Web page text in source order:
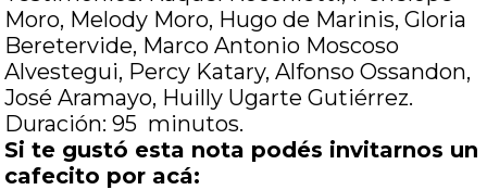
Moro, Melody Moro, Hugo de Marinis, Gloria
Beretervide, Marco Antonio Moscoso
Alvestegui, Percy Katary, Alfonso Ossandon,
José Aramayo, Huilly Ugarte Gutiérrez.
Duración: 95 minutos.
Si te gustó esta nota podés invitarnos un
cafecito por acá: